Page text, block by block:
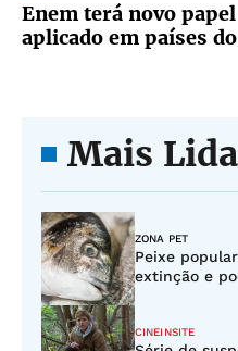
Enem terá novo
aplicado em países
Mais
ZONA PET
Peixe
extinção e
CINEINSITE